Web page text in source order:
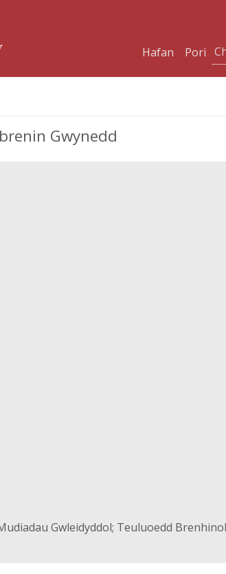
Hafan
Pori
Gwynedd
Gwleidyddol; Teuluoedd